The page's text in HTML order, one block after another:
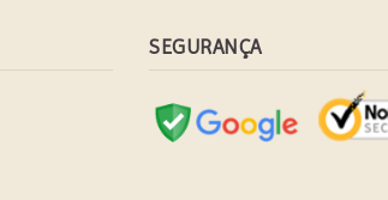
SEGURANÇA